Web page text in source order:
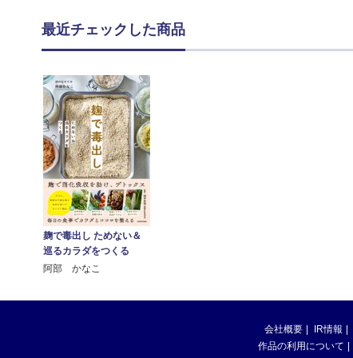
最近チェックした商品
麹で毒出し ためない＆
巡るカラダをつくる
阿部 かなこ
会社概要 IR情報
作品の利用について